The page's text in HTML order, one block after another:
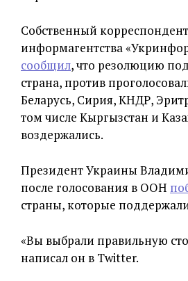
Собственный корреспондент
информагентства
сообщил, что резолюцию
страна, против
Беларусь, Сирия, КНДР,
том числе Кыргызстан и
воздержались.
Президент Украины
после голосования в ООН
страны, которые
«Вы выбрали правильную
написал он в Twitter.